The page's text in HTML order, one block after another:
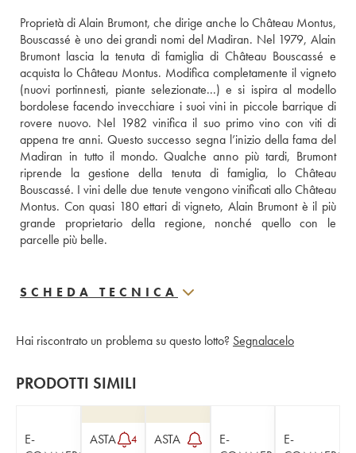
Proprietà di Alain Brumont, che dirige anche lo Château Montus,
Bouscassé è uno dei grandi nomi del Madiran. Nel 1979, Alain
Brumont lascia la tenuta di famiglia di Château Bouscassé e
acquista lo Château Montus. Modifica completamente il vigneto
(nuovi portinnesti, piante selezionate...) e si ispira al modello
bordolese facendo invecchiare i suoi vini in piccole barrique di
rovere nuovo. Nel 1982 vinifica il suo primo vino con viti di
appena tre anni. Questo successo segna l’inizio della fama del
Madiran in tutto il mondo. Qualche anno più tardi, Brumont
riprende la gestione della tenuta di famiglia, lo Château
Bouscassé. I vini delle due tenute vengono vinificati allo Château
Montus. Con quasi 180 ettari di vigneto, Alain Brumont è il più
grande proprietario della regione, nonché quello con le
SCHEDA TECNICA
Hai riscontrato un problema su questo lotto? Segnalacelo
PRODOTTI SIMILI
E-
ASTA 4 ASTA
E-
E-